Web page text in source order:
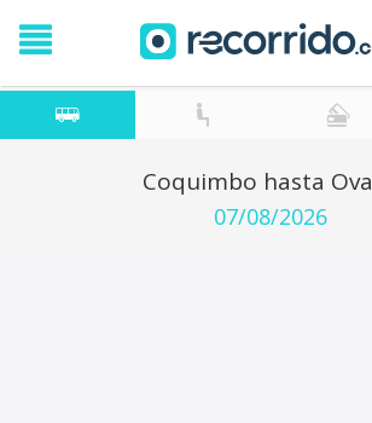
Coquimbo hasta
07/08/2026